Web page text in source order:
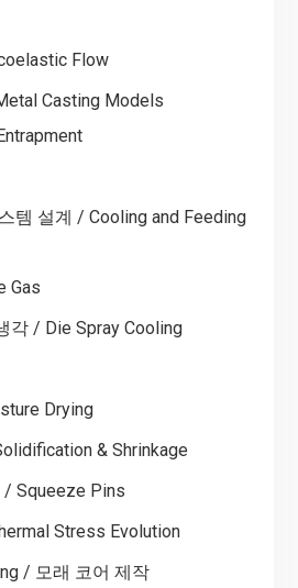
Flow
Casting Models
템 설계 / Cooling and Feeding
Gas
각 / Die Spray Cooling
Drying
& Shrinkage
/ Squeeze Pins
Stress Evolution
/ 모래 코어 제작